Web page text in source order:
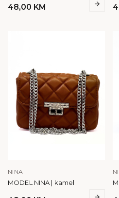
48,00 KM
NINA
MODEL NINA | kamel